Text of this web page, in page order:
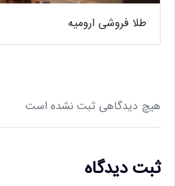
طلا فروشی ارومیه
هیچ دیدگاهی ثبت نشده است
ثبت دیدگاه